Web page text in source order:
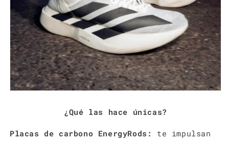
¿Qué las hace únicas?
Placas de carbono EnergyRods:
te impulsan